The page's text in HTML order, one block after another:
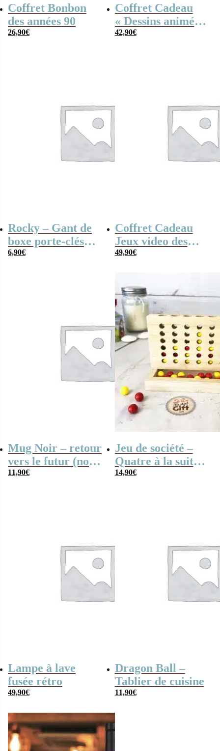
Coffret Bonbon
des années 90
26,90€
Coffret Cadeau
« Dessins animés
des années 80 »
42,90€
Rocky – Gant de
boxe porte-clés
clip (10 cm)
6,90€
Coffret Cadeau
Jeux video des
années 2000 (et sa
49,90€
Mug Noir – retour
vers le futur (noir
et rouge)
11,90€
Jeu de société –
Quatre à la suite
en bois
14,90€
Lampe à lave
fusée rétro
49,90€
Dragon Ball –
Tablier de cuisine
11,90€